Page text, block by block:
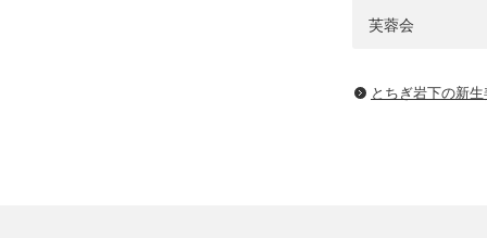
芙蓉会
とちぎ岩下の新